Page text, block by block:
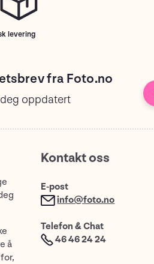
levering
fra Foto.no
oppdatert
å
Kontakt oss
E-post
info@foto.no
Telefon & Chat
46 46 24 24